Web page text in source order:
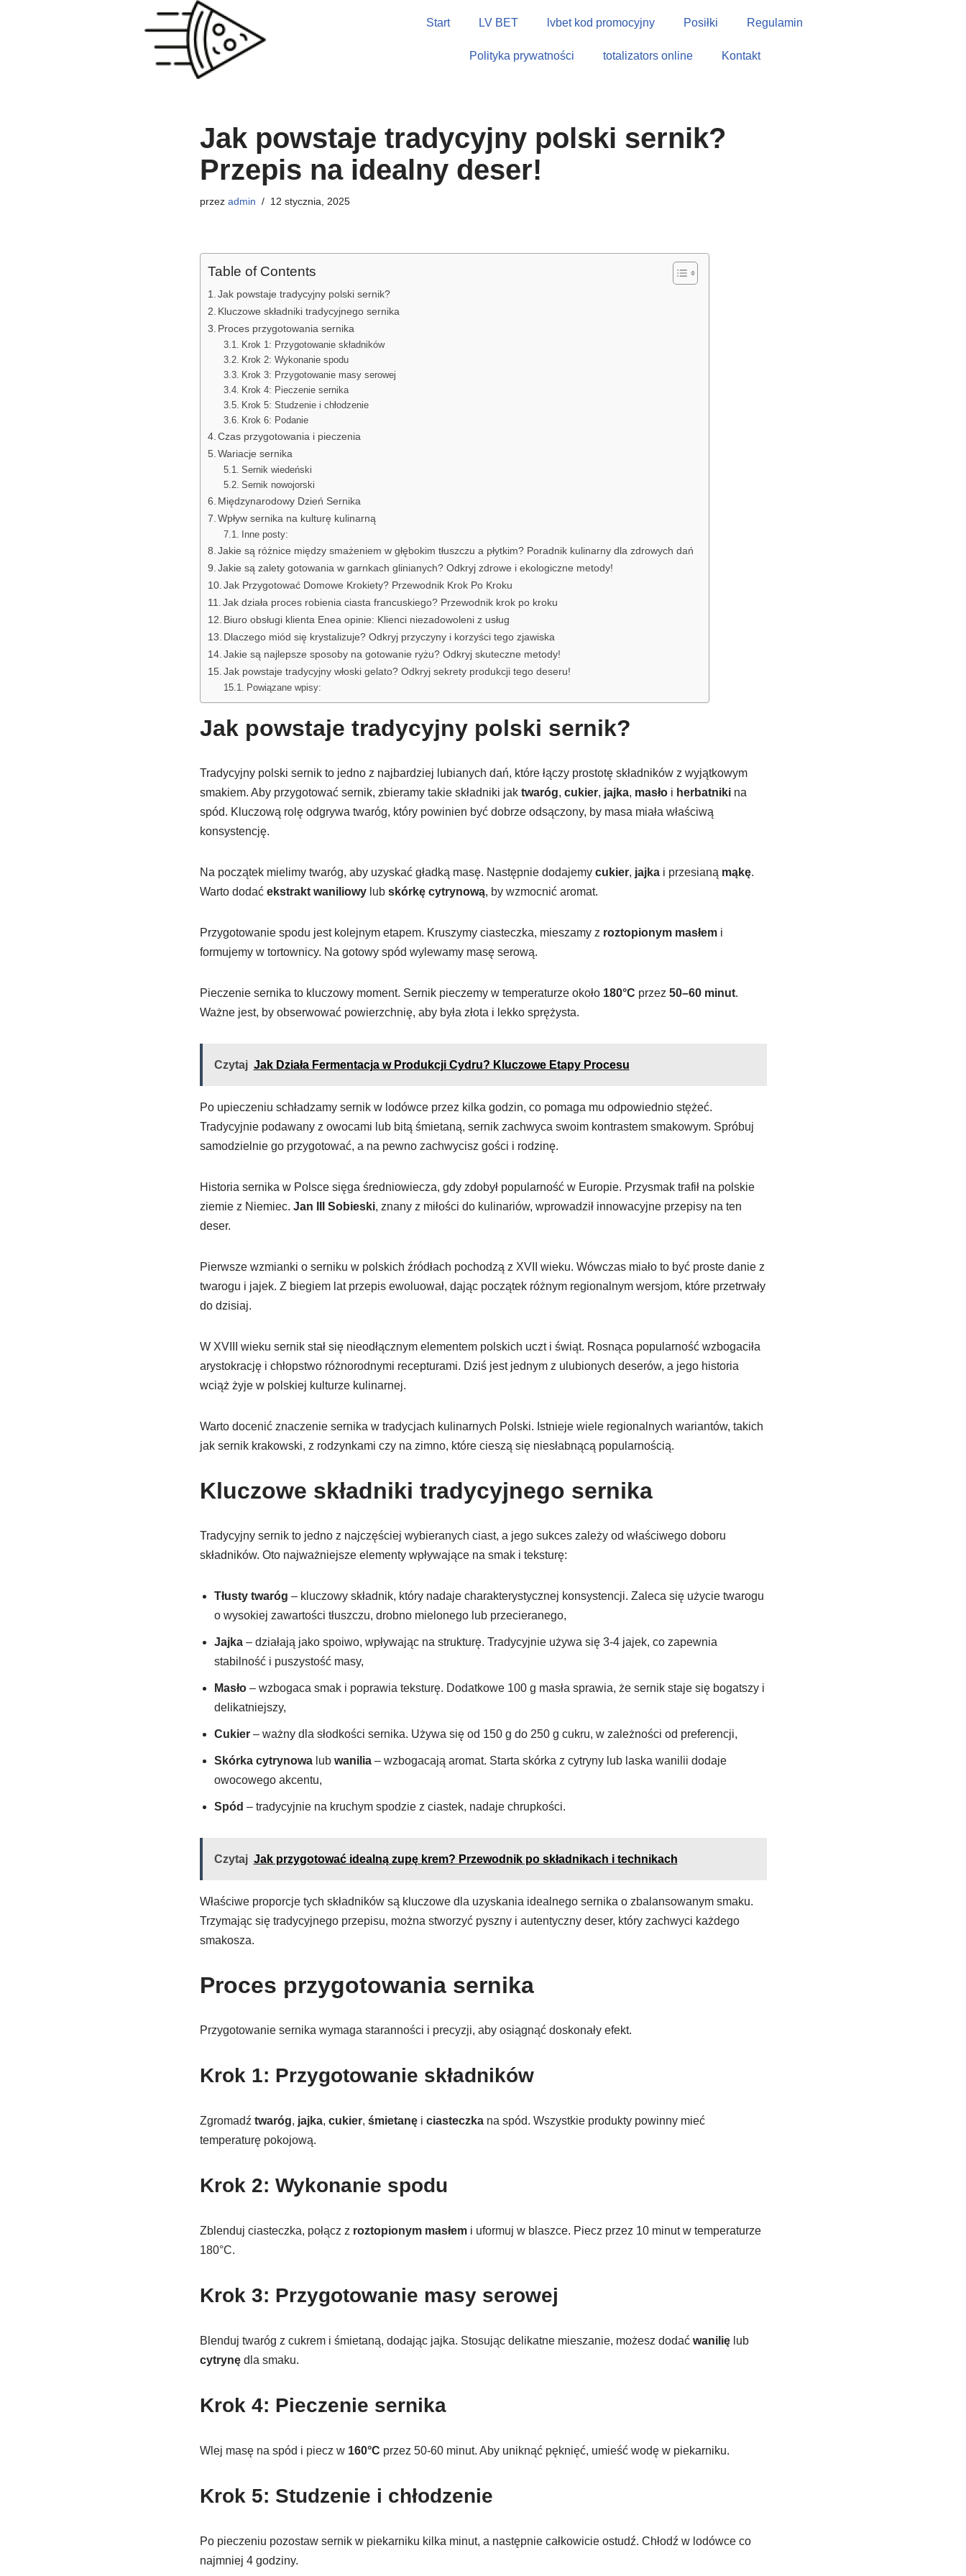
Start LV BET lvbet kod promocyjny Posiłki Regulamin
Polityka prywatności totalizators online Kontakt
Jak powstaje tradycyjny polski sernik?
Przepis na idealny deser!
przez admin 12 stycznia, 2025
Table of Contents
Jak powstaje tradycyjny polski sernik?
Kluczowe składniki tradycyjnego sernika
Proces przygotowania sernika
Krok 1: Przygotowanie składników
Krok 2: Wykonanie spodu
Krok 3: Przygotowanie masy serowej
Krok 4: Pieczenie sernika
Krok 5: Studzenie i chłodzenie
Krok 6: Podanie
Czas przygotowania i pieczenia
Wariacje sernika
Sernik wiedeński
Sernik nowojorski
Międzynarodowy Dzień Sernika
Wpływ sernika na kulturę kulinarną
Inne posty:
Jakie są różnice między smażeniem w głębokim tłuszczu a płytkim? Poradnik kulinarny dla zdrowych dań
Jakie są zalety gotowania w garnkach glinianych? Odkryj zdrowe i ekologiczne metody!
Jak Przygotować Domowe Krokiety? Przewodnik Krok Po Kroku
Jak działa proces robienia ciasta francuskiego? Przewodnik krok po kroku
Biuro obsługi klienta Enea opinie: Klienci niezadowoleni z usług
Dlaczego miód się krystalizuje? Odkryj przyczyny i korzyści tego zjawiska
Jakie są najlepsze sposoby na gotowanie ryżu? Odkryj skuteczne metody!
Jak powstaje tradycyjny włoski gelato? Odkryj sekrety produkcji tego deseru!
Powiązane wpisy:
Jak powstaje tradycyjny polski sernik?
Tradycyjny polski sernik to jedno z najbardziej lubianych dań, które łączy prostotę składników z wyjątkowym
smakiem. Aby przygotować sernik, zbieramy takie składniki jak twaróg, cukier, jajka, masłoi herbatnikina
spód. Kluczową rolę odgrywa twaróg, który powinien być dobrze odsączony, by masa miała właściwą
konsystencję.
Na początek mielimy twaróg, aby uzyskać gładką masę. Następnie dodajemy cukier, jajkai przesianą mąkę.
Warto dodać ekstrakt waniliowylub skórkę cytrynową, by wzmocnić aromat.
Przygotowanie spodu jest kolejnym etapem. Kruszymy ciasteczka, mieszamy z roztopionym masłemi
formujemy w tortownicy. Na gotowy spód wylewamy masę serową.
Pieczenie sernika to kluczowy moment. Sernik pieczemy w temperaturze około 180°C przez 50–60 minut.
Ważne jest, by obserwować powierzchnię, aby była złota i lekko sprężysta.
Czytaj Jak Działa Fermentacja w Produkcji Cydru? Kluczowe Etapy Procesu
Po upieczeniu schładzamy sernik w lodówce przez kilka godzin, co pomaga mu odpowiednio stężeć.
Tradycyjnie podawany z owocami lub bitą śmietaną, sernik zachwyca swoim kontrastem smakowym. Spróbuj
samodzielnie go przygotować, a na pewno zachwycisz gości i rodzinę.
Historia sernika w Polsce sięga średniowiecza, gdy zdobył popularność w Europie. Przysmak trafił na polskie
ziemie z Niemiec. Jan III Sobieski, znany z miłości do kulinariów, wprowadził innowacyjne przepisy na ten
deser.
Pierwsze wzmianki o serniku w polskich źródłach pochodzą z XVII wieku. Wówczas miało to być proste danie z
twarogu i jajek. Z biegiem lat przepis ewoluował, dając początek różnym regionalnym wersjom, które przetrwały
do dzisiaj.
W XVIII wieku sernik stał się nieodłącznym elementem polskich uczt i świąt. Rosnąca popularność wzbogaciła
arystokrację i chłopstwo różnorodnymi recepturami. Dziś jest jednym z ulubionych deserów, a jego historia
wciąż żyje w polskiej kulturze kulinarnej.
Warto docenić znaczenie sernika w tradycjach kulinarnych Polski. Istnieje wiele regionalnych wariantów, takich
jak sernik krakowski, z rodzynkami czy na zimno, które cieszą się niesłabnącą popularnością.
Kluczowe składniki tradycyjnego sernika
Tradycyjny sernik to jedno z najczęściej wybieranych ciast, a jego sukces zależy od właściwego doboru
składników. Oto najważniejsze elementy wpływające na smak i teksturę:
Tłusty twaróg – kluczowy składnik, który nadaje charakterystycznej konsystencji. Zaleca się użycie twarogu
o wysokiej zawartości tłuszczu, drobno mielonego lub przecieranego,
Jajka– działają jako spoiwo, wpływając na strukturę. Tradycyjnie używa się 3-4 jajek, co zapewnia
stabilność i puszystość masy,
Masło– wzbogaca smak i poprawia teksturę. Dodatkowe 100 g masła sprawia, że sernik staje się bogatszy i
delikatniejszy,
Cukier– ważny dla słodkości sernika. Używa się od 150 g do 250 g cukru, w zależności od preferencji,
Skórka cytrynowalub wanilia– wzbogacają aromat. Starta skórka z cytryny lub laska wanilii dodaje
owocowego akcentu,
Spód – tradycyjnie na kruchym spodzie z ciastek, nadaje chrupkości.
Czytaj Jak przygotować idealną zupę krem? Przewodnik po składnikach i technikach
Właściwe proporcje tych składników są kluczowe dla uzyskania idealnego sernika o zbalansowanym smaku.
Trzymając się tradycyjnego przepisu, można stworzyć pyszny i autentyczny deser, który zachwyci każdego
smakosza.
Proces przygotowania sernika
Przygotowanie sernika wymaga staranności i precyzji, aby osiągnąć doskonały efekt.
Krok 1: Przygotowanie składników
Zgromadź twaróg, jajka, cukier, śmietanęi ciasteczkana spód. Wszystkie produkty powinny mieć
temperaturę pokojową.
Krok 2: Wykonanie spodu
Zblenduj ciasteczka, połącz z roztopionym masłemi uformuj w blaszce. Piecz przez 10 minut w temperaturze
180°C.
Krok 3: Przygotowanie masy serowej
Blenduj twaróg z cukrem i śmietaną, dodając jajka. Stosując delikatne mieszanie, możesz dodać wanilięlub
cytrynędla smaku.
Krok 4: Pieczenie sernika
Wlej masę na spód i piecz w 160°C przez 50-60 minut. Aby uniknąć pęknięć, umieść wodę w piekarniku.
Krok 5: Studzenie i chłodzenie
Po pieczeniu pozostaw sernik w piekarniku kilka minut, a następnie całkowicie ostudź. Chłodź w lodówce co
najmniej 4 godziny.